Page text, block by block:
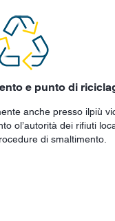
e punto di
anche presso ilpiù
ol’autorità dei rifiuti
di smaltimento.